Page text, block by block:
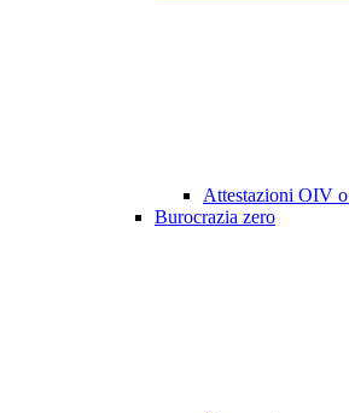
Attestazioni OIV o
Burocrazia zero